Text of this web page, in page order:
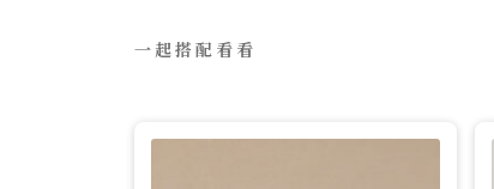
一起搭配看看